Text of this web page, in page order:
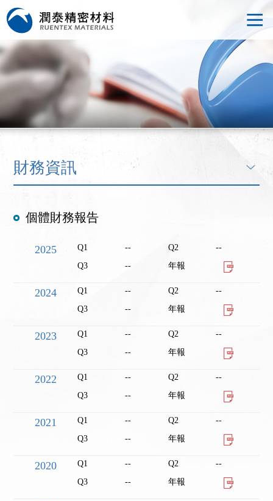
財務資訊
個體財務報告
2025 Q1 -- Q2
--
Q3
-- 年報
2024 Q1 -- Q2
--
Q3
-- 年報
2023 Q1 -- Q2
--
Q3
-- 年報
2022 Q1 -- Q2
--
Q3
-- 年報
2021 Q1 -- Q2
--
Q3
-- 年報
2020 Q1 -- Q2
--
Q3
-- 年報